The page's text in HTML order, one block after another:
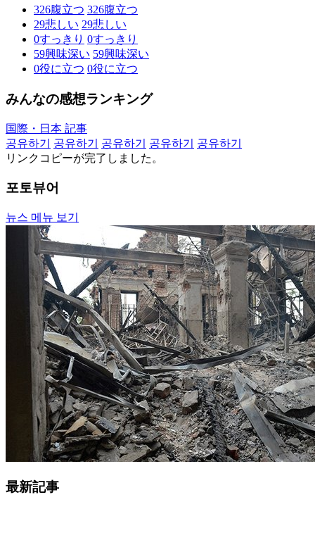
326腹立つ 326腹立つ
29悲しい 29悲しい
0すっきり 0すっきり
59興味深い 59興味深い
0役に立つ 0役に立つ
みんなの感想ランキング
国際・日本 記事
공유하기
공유하기 공유하기 공유하기
공유하기
リンクコピーが完了しました。
포토뷰어
뉴스 메뉴 보기
最新記事